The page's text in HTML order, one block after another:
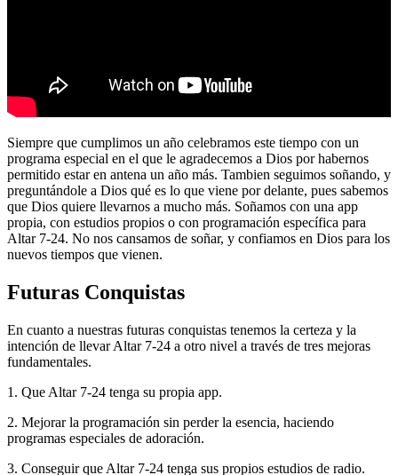
Siempre que cumplimos un año celebramos este tiempo con un
programa especial en el que le agradecemos a Dios por habernos
permitido estar en antena un año más. Tambien seguimos soñando, y
preguntándole a Dios qué es lo que viene por delante, pues sabemos
que Dios quiere llevarnos a mucho más. Soñamos con una app
propia, con estudios propios o con programación específica para
Altar 7-24. No nos cansamos de soñar, y confiamos en Dios para los
nuevos tiempos que vienen.
Futuras Conquistas
En cuanto a nuestras futuras conquistas tenemos la certeza y la
intención de llevar Altar 7-24 a otro nivel a través de tres mejoras
fundamentales.
1. Que Altar 7-24 tenga su propia app.
2. Mejorar la programación sin perder la esencia, haciendo
programas especiales de adoración.
3. Conseguir que Altar 7-24 tenga sus propios estudios de radio.